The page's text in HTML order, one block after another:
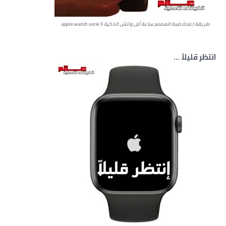
طريقة إعادة ضبط المصنع ساعة آبل واتش الذكية apple watch serie 5
انتظر قليلاً ...